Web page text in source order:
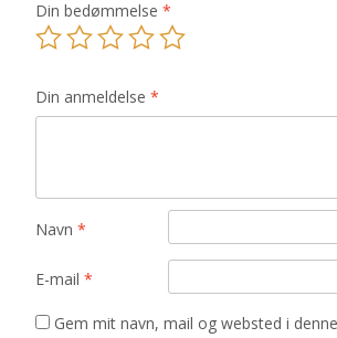
Din bedømmelse *
Din anmeldelse *
Navn *
E-mail *
Gem mit navn, mail og websted i